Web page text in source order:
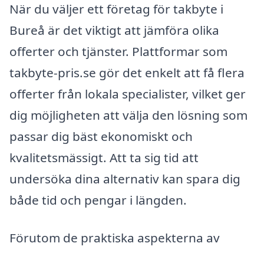
När du väljer ett företag för takbyte i
Bureå är det viktigt att jämföra olika
offerter och tjänster. Plattformar som
takbyte-pris.se gör det enkelt att få flera
offerter från lokala specialister, vilket ger
dig möjligheten att välja den lösning som
passar dig bäst ekonomiskt och
kvalitetsmässigt. Att ta sig tid att
undersöka dina alternativ kan spara dig
både tid och pengar i längden.
Förutom de praktiska aspekterna av